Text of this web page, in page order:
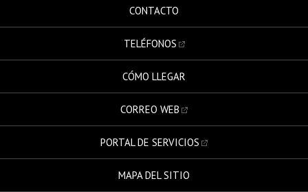
CONTACTO
TELÉFONOS
CÓMO LLEGAR
CORREO WEB
PORTAL DE SERVICIOS
MAPA DEL SITIO